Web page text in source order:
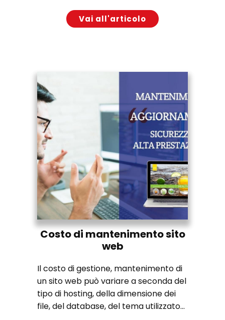
Vai all'articolo
Costo di mantenimento sito
web
Il costo di gestione, mantenimento di
un sito web può variare a seconda del
tipo di hosting, della dimensione dei
file, del database, del tema utilizzato...